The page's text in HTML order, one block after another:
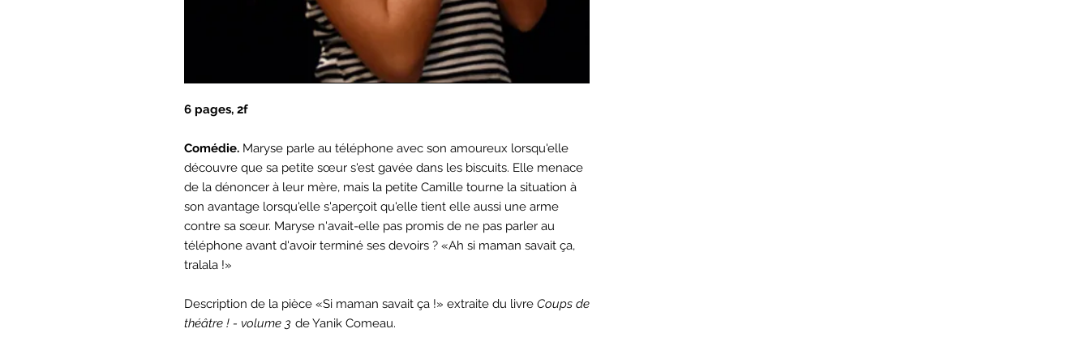
6 pages, 2f
Comédie. Maryse parle au téléphone avec son amoureux lorsqu'elle
découvre que sa petite sœur s'est gavée dans les biscuits. Elle menace
de la dénoncer à leur mère, mais la petite Camille tourne la situation à
son avantage lorsqu'elle s'aperçoit qu'elle tient elle aussi une arme
contre sa sœur. Maryse n'avait-elle pas promis de ne pas parler au
téléphone avant d'avoir terminé ses devoirs ? «Ah si maman savait ça,
tralala !»
Description de la pièce «Si maman savait ça !» extraite du livre Coups de
théâtre ! - volume 3 de Yanik Comeau.